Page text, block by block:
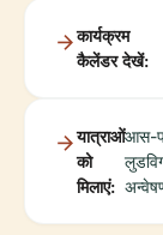
कार्यक्रम
कैलेंडर देखें:
यात्राओं
को
मिलाएं:
आस-